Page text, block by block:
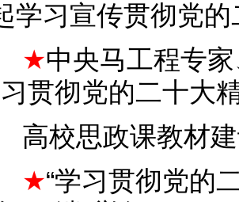
学习宣传贯彻党
中央马工程专
贯彻党的二十大
高校思政课教材
“学习贯彻党的